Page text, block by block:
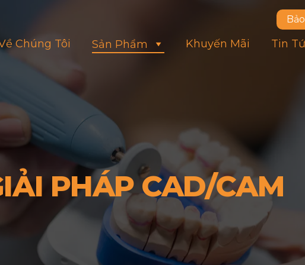
Chúng Tôi Sản Phẩm Khuyến Mãi Tin
PHÁP CAD/CAM